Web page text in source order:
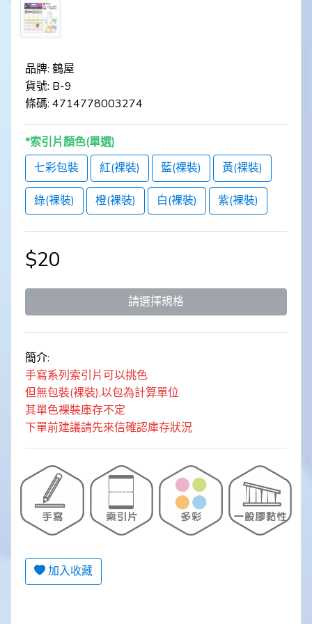
品牌: 鶴屋
貨號: B-9
條碼: 4714778003274
*索引片顏色(單選)
七彩包裝
紅(裸裝) 藍(裸裝) 黃(裸裝)
綠(裸裝) 橙(裸裝) 白(裸裝) 紫(裸裝)
$20
請選擇規格
簡介:
手寫系列索引片可以挑色
但無包裝(裸裝),以包為計算單位
其單色裸裝庫存不定
下單前建議請先來信確認庫存狀況
加入收藏